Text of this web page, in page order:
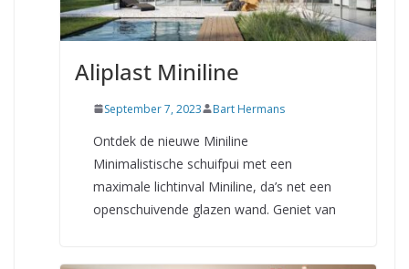
Aliplast Miniline
September 7, 2023 Bart Hermans
Ontdek de nieuwe Miniline
Minimalistische schuifpui met een
maximale lichtinval Miniline, da’s net een
openschuivende glazen wand. Geniet van